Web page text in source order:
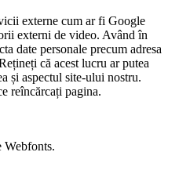
externe cum ar fi Google
externi de video. Având în
date personale precum adresa
că acest lucru ar putea
și aspectul site-ului nostru.
reîncărcați pagina.
Webfonts.